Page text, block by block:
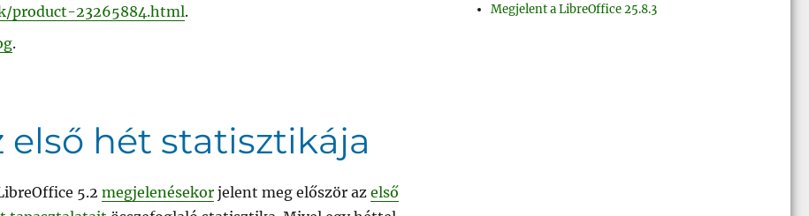
product-23265884.html.
.
első hét statisztikája
5.2 megjelenésekorjelent meg először az első
Megjelent a LibreOffice 25.8.3